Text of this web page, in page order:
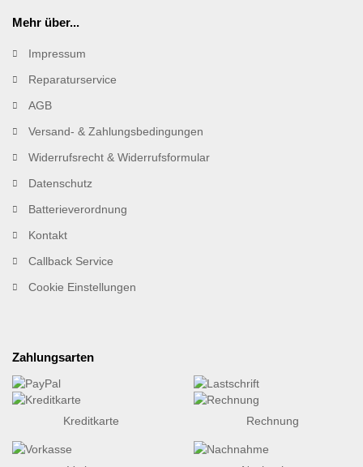
Mehr über...
Impressum
Reparaturservice
AGB
Versand- & Zahlungsbedingungen
Widerrufsrecht & Widerrufsformular
Datenschutz
Batterieverordnung
Kontakt
Callback Service
Cookie Einstellungen
Zahlungsarten
Kreditkarte Rechnung